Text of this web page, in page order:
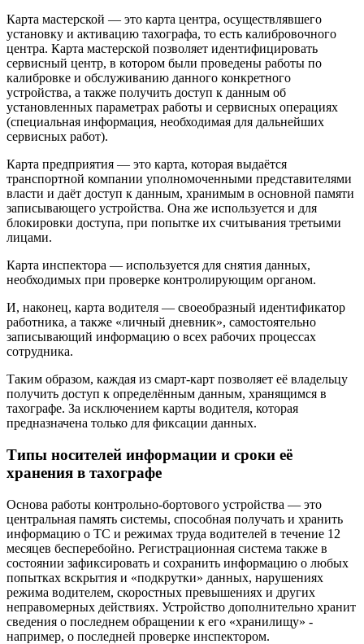
Карта мастерской — это карта центра, осуществлявшего
установку и активацию тахографа, то есть калибровочного
центра. Карта мастерской позволяет идентифицировать
сервисный центр, в котором были проведены работы по
калибровке и обслуживанию данного конкретного
устройства, а также получить доступ к данным об
установленных параметрах работы и сервисных операциях
(специальная информация, необходимая для дальнейших
сервисных работ).
Карта предприятия — это карта, которая выдаётся
транспортной компании уполномоченными представителями
власти и даёт доступ к данным, хранимым в основной памяти
записывающего устройства. Она же используется и для
блокировки доступа, при попытке их считывания третьими
лицами.
Карта инспектора — используется для снятия данных,
необходимых при проверке контролирующим органом.
И, наконец, карта водителя — своеобразный идентификатор
работника, а также «личный дневник», самостоятельно
записывающий информацию о всех рабочих процессах
сотрудника.
Таким образом, каждая из смарт-карт позволяет её владельцу
получить доступ к определённым данным, хранящимся в
тахографе. За исключением карты водителя, которая
предназначена только для фиксации данных.
Типы носителей информации и сроки её
хранения в тахографе
Основа работы контрольно-бортового устройства — это
центральная память системы, способная получать и хранить
информацию о ТС и режимах труда водителей в течение 12
месяцев бесперебойно. Регистрационная система также в
состоянии зафиксировать и сохранить информацию о любых
попытках вскрытия и «подкрутки» данных, нарушениях
режима водителем, скоростных превышениях и других
неправомерных действиях. Устройство дополнительно хранит
сведения о последнем обращении к его «хранилищу» -
например, о последней проверке инспектором.